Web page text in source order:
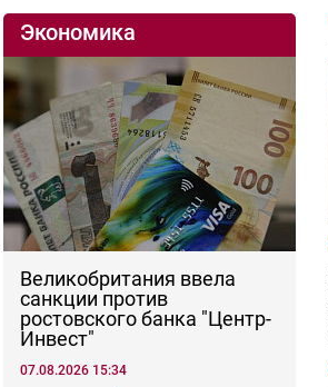
Экономика
Великобритания ввела
санкции против
ростовского банка "Центр-
Инвест"
07.08.2026 15:34